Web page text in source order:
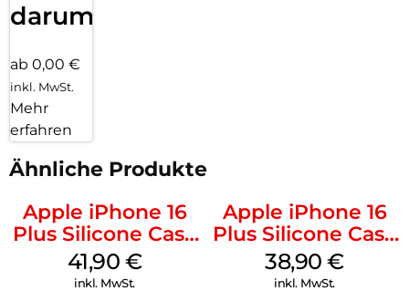
darum!
ab 0,00 €
inkl. MwSt.
Mehr
erfahren
Ähnliche Produkte
Apple iPhone 16
Plus Silicone Case
MagSafe Stone
Gray
41,90 €
inkl. MwSt.
Apple iPhone 16
Plus Silicone Case
MagSafe Denim
38,90€
inkl. MwSt.